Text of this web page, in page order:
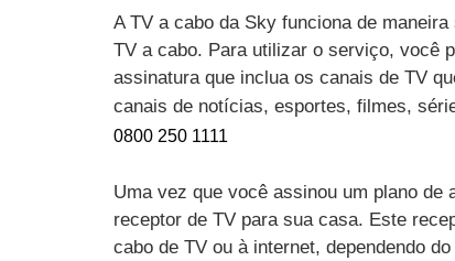
A TV a cabo da Sky funciona de
TV a cabo. Para utilizar o serviço, você
assinatura que inclua os canais de TV
canais de notícias, esportes, filmes,
0800 250 1111
Uma vez que você assinou um plano de
receptor de TV para sua casa. Este
cabo de TV ou à internet, dependendo